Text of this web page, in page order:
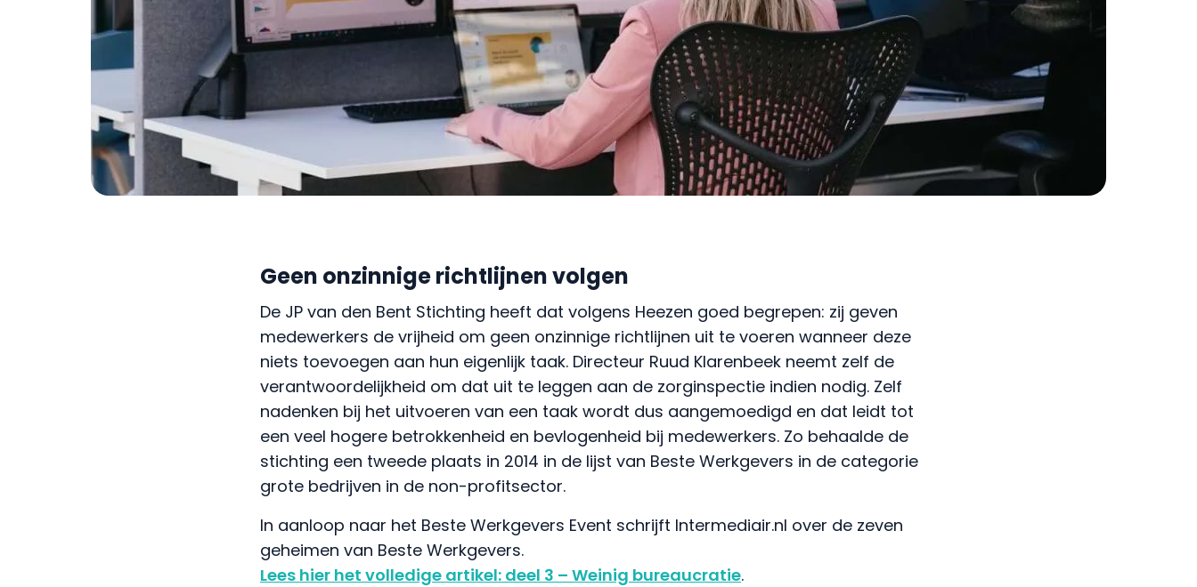
Geen onzinnige richtlijnen volgen
De JP van den Bent Stichting heeft dat volgens Heezen goed begrepen: zij geven
medewerkers de vrijheid om geen onzinnige richtlijnen uit te voeren wanneer deze
niets toevoegen aan hun eigenlijk taak. Directeur Ruud Klarenbeek neemt zelf de
verantwoordelijkheid om dat uit te leggen aan de zorginspectie indien nodig. Zelf
nadenken bij het uitvoeren van een taak wordt dus aangemoedigd en dat leidt tot
een veel hogere betrokkenheid en bevlogenheid bij medewerkers. Zo behaalde de
stichting een tweede plaats in 2014 in de lijst van Beste Werkgevers in de categorie
grote bedrijven in de non-profitsector.
In aanloop naar het Beste Werkgevers Event schrijft Intermediair.nl over de zeven
geheimen van Beste Werkgevers.
Lees hier het volledige artikel: deel 3 – Weinig bureaucratie.